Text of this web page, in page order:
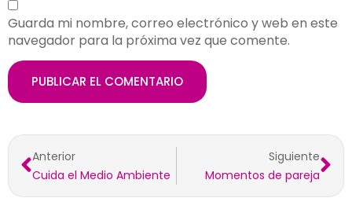
Guarda mi nombre, correo electrónico y web en este
navegador para la próxima vez que comente.
Anterior
Cuida el Medio Ambiente
Siguiente
Momentos de pareja